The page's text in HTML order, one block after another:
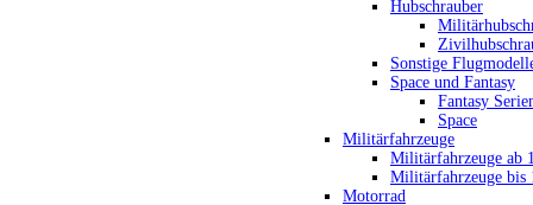
Hubschrauber
Sonstige
Space und Fantasy
Fantasy
Space
Militärfahrzeuge
Militärfahrzeuge ab
Militärfahrzeuge bis
Motorrad